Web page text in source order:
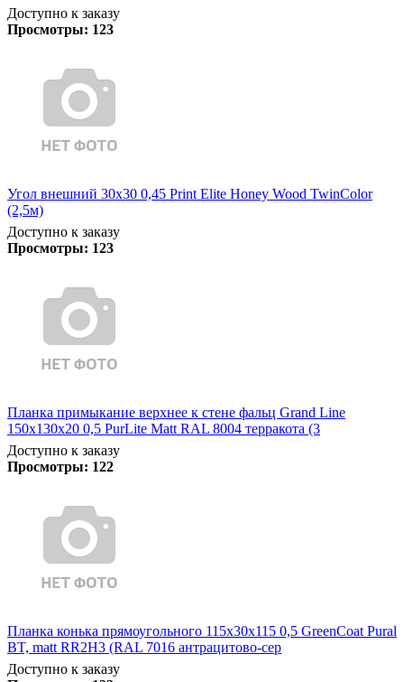
Доступно к заказу
Просмотры: 123
Угол внешний 30х30 0,45 Print Elite Honey Wood TwinColor
(2,5м)
Доступно к заказу
Просмотры: 123
Планка примыкание верхнее к стене фальц Grand Line
150х130х20 0,5 PurLite Matt RAL 8004 терракота (3
Доступно к заказу
Просмотры: 122
Планка конька прямоугольного 115х30х115 0,5 GreenCoat Pural
BT, matt RR2Н3 (RAL 7016 антрацитово-сер
Доступно к заказу